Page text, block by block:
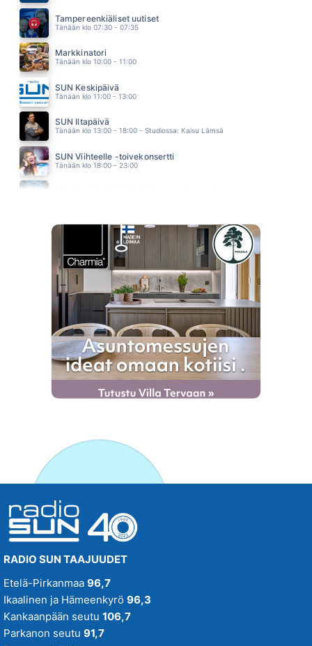
EIJA KANTOLA
22.34
Tampereenkiäliset uutiset
Tänään klo 07:30 - 07:35
Markkinatori
Tänään klo 10:00 - 11:00
SUN Keskipäivä
Tänään klo 11:00 - 13:00
SUN Iltapäivä
Tänään klo 13:00 - 18:00 - Studiossa: Kaisu Lämsä
SUN Viihteelle -toivekonsertti
Tänään klo 18:00 - 23:00
RADIO SUN TAAJUUDET
Etelä-Pirkanmaa 96,7
Ikaalinen ja Hämeenkyrö 96,3
Kankaanpään seutu 106,7
Parkanon seutu 91,7